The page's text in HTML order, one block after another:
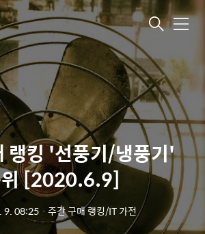
메
랭킹 '선풍기/냉풍기'
[2020.6.9]
9. 08:25 ㆍ 주간 구매 랭킹/IT 가전